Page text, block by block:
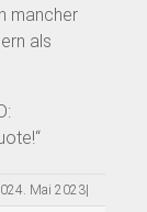
mancher
als
24. Mai 2023|